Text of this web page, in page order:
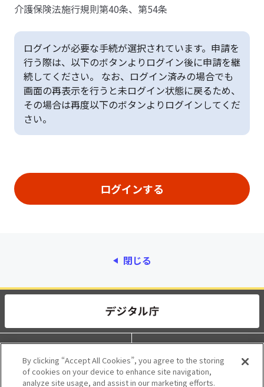
介護保険法施行規則第40条、第54条
ログインが必要な手続が選択されています。申請を
行う際は、以下のボタンよりログイン後に申請を継
続してください。 なお、ログイン済みの場合でも
画面の再表示を行うと未ログイン状態に戻るため、
その場合は再度以下のボタンよりログインしてくだ
さい。
閉じる
動作環境 個人情報保護
利用規約 アクセシビリティ
By clicking “Accept All Cookies”, you agree to the storing
of cookies on your device to enhance site navigation,
analyze site usage, and assist in our marketing efforts.